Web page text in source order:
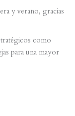
y verano, gracias
como
para una mayor